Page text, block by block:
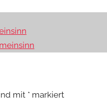
mit * markiert